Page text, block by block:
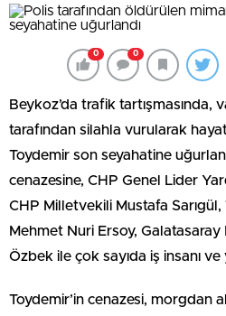
0 0
Beykoz’da trafik tartışmasında,
tarafından silahla vurularak
Toydemir son seyahatine
cenazesine, CHP Genel Lider
CHP Milletvekili Mustafa
Mehmet Nuri Ersoy,
Özbek ile çok sayıda iş insanı ve
Toydemir’in cenazesi, morgdan